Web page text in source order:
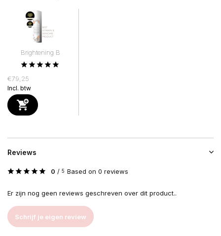
Brightening B
€79,25
Incl. btw
Reviews
0 / 5 Based on 0 reviews
Er zijn nog geen reviews geschreven over dit product..
Schrijf je eigen review